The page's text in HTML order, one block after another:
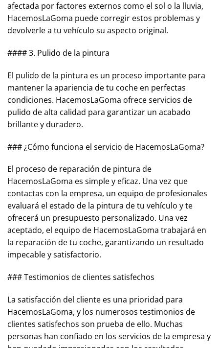
afectada por factores externos como el sol o la lluvia,
HacemosLaGoma puede corregir estos problemas y
devolverle a tu vehículo su aspecto original.
#### 3. Pulido de la pintura
El pulido de la pintura es un proceso importante para
mantener la apariencia de tu coche en perfectas
condiciones. HacemosLaGoma ofrece servicios de
pulido de alta calidad para garantizar un acabado
brillante y duradero.
### ¿Cómo funciona el servicio de HacemosLaGoma?
El proceso de reparación de pintura de
HacemosLaGoma es simple y eficaz. Una vez que
contactas con la empresa, un equipo de profesionales
evaluará el estado de la pintura de tu vehículo y te
ofrecerá un presupuesto personalizado. Una vez
aceptado, el equipo de HacemosLaGoma trabajará en
la reparación de tu coche, garantizando un resultado
impecable y satisfactorio.
### Testimonios de clientes satisfechos
La satisfacción del cliente es una prioridad para
HacemosLaGoma, y los numerosos testimonios de
clientes satisfechos son prueba de ello. Muchas
personas han confiado en los servicios de la empresa y